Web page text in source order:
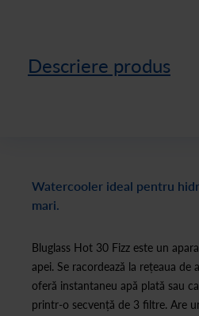
Descriere produs
Watercooler ideal pentru
mari.
Bluglass Hot 30 Fizz este un
apei. Se racordează la rețeaua de
oferă instantaneu apă plată sau
printr-o secvență de 3 filtre. Are